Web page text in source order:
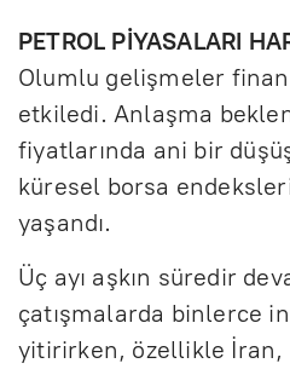
PETROL PİYASALARI
Olumlu gelişmeler
etkiledi. Anlaşma
fiyatlarında ani bir
küresel borsa
yaşandı.
Üç ayı aşkın süredir
çatışmalarda binlerce
yitirirken, özellikle İran,